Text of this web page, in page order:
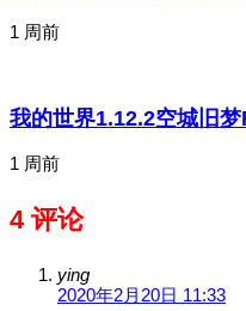
1 周前
我的世界1.12.2空城旧
1 周前
4 评论
ying
2020年2月20日 11:33